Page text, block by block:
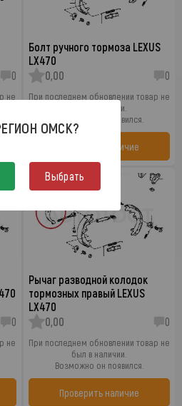
0
не
Болт ручного тормоза LEXUS
LX470
0,00
0
При последнем обновлении товар не
был в наличии.
Возможно он появился.
Проверить наличие
0
не
Рычаг разводной колодок
тормозных правый LEXUS
LX470
0,00
0
При последнем обновлении товар не
был в наличии.
Возможно он появился.
Проверить наличие
ОМСК?
Выбрать